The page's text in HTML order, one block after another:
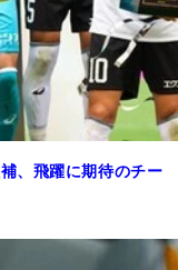
、飛躍に期待のチー